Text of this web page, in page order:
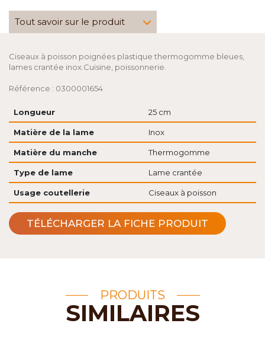
Tout savoir sur le produit
Ciseaux à poisson poignées plastique thermogomme bleues,
lames crantée inox.Cuisine, poissonnerie.
Référence : 0300001654
Longueur 25 cm
Matière de la lame Inox
Matière du manche Thermogomme
Type de lame Lame crantée
Usage coutellerie Ciseaux à poisson
TÉLÉCHARGER LA FICHE PRODUIT
PRODUITS
SIMILAIRES